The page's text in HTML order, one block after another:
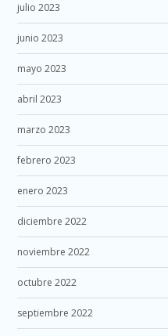
julio 2023
junio 2023
mayo 2023
abril 2023
marzo 2023
febrero 2023
enero 2023
diciembre 2022
noviembre 2022
octubre 2022
septiembre 2022